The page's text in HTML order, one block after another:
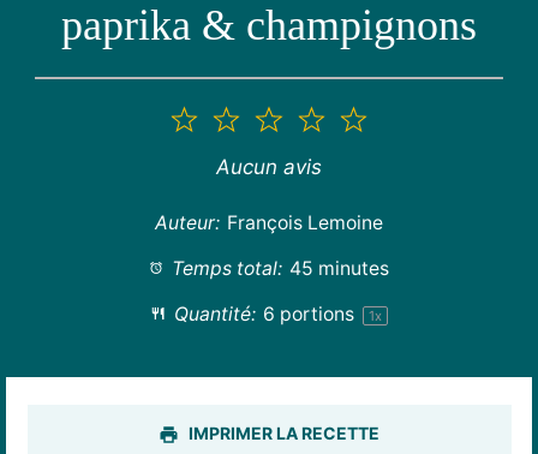
paprika & champignons
5
4
3
étoiles
2
étoiles
1
étoile
Aucun avis
Auteur: François Lemoine
Temps total: 45 minutes
Quantité: 6 portions 1x
IMPRIMER LA RECETTE